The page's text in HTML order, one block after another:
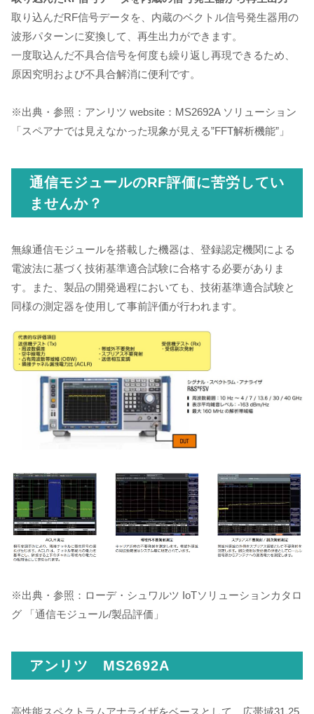
取り込んだRF信号データを、内蔵のベクトル信号発生器用の
波形パターンに変換して、再生出力ができます。
一度取込んだ不具合信号を何度も繰り返し再現できるため、
原因究明および不具合解消に便利です。
※出典・参照：アンリツ website：MS2692A ソリューション
「スペアナでは見えなかった現象が見える”FFT解析機能”」
通信モジュールのRF評価に苦労してい
ませんか？
無線通信モジュールを搭載した機器は、登録認定機関による
電波法に基づく技術基準適合試験に合格する必要がありま
す。また、製品の開発過程においても、技術基準適合試験と
同様の測定器を使用して事前評価が行われます。
※出典・参照：ローデ・シュワルツ IoTソリューションカタロ
グ 「通信モジュール/製品評価」
アンリツ MS2692A
高性能スペクトラムアナライザをベースとして、広帯域31.25